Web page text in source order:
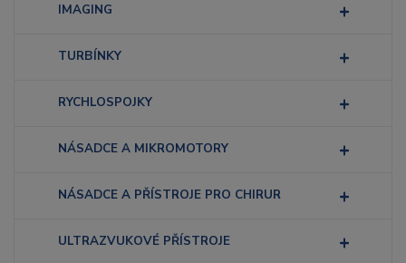
IMAGING
TURBÍNKY
RYCHLOSPOJKY
NÁSADCE A MIKROMOTORY
NÁSADCE A PŘÍSTROJE PRO CHIRUR
ULTRAZVUKOVÉ PŘÍSTROJE